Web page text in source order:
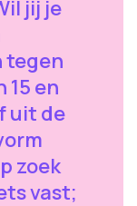
jij je
tegen
15 en
uit de
zoek
vast;